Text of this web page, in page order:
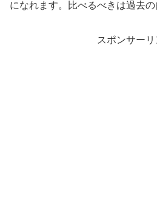
になれます。比べるべきは過去の
スポンサーリ